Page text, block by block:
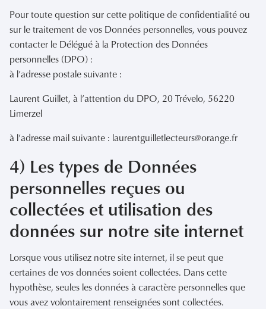
Pour toute question sur cette politique de confidentialité ou
sur le traitement de vos Données personnelles, vous pouvez
contacter le Délégué à la Protection des Données
personnelles (DPO) :
à l’adresse postale suivante :
Laurent Guillet, à l’attention du DPO, 20 Trévelo, 56220
Limerzel
à l’adresse mail suivante : laurentguilletlecteurs@orange.fr
4) Les types de Données
personnelles reçues ou
collectées et utilisation des
données sur notre site internet
Lorsque vous utilisez notre site internet, il se peut que
certaines de vos données soient collectées. Dans cette
hypothèse, seules les données à caractère personnelles que
vous avez volontairement renseignées sont collectées.